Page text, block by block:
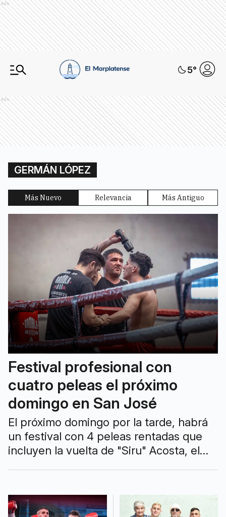
Ads
5°
Ads
GERMÁN LÓPEZ
Más Nuevo Relevancia Más Antiguo
Festival profesional con
cuatro peleas el próximo
domingo en San José
El próximo domingo por la tarde, habrá
un festival con 4 peleas rentadas que
incluyen la vuelta de "Siru" Acosta, el
Germán López.